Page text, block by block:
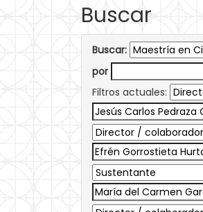
Buscar
Buscar:
por
Filtros actuales: